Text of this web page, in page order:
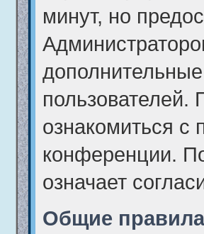
минут, но
пользователей.
ознакомиться с
конференции.
означает
Общие правила